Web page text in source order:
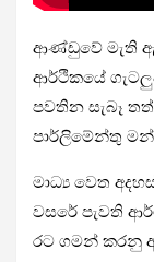
ආණ්ඩුවේ මැති
ආර්ථිකයේ
පවතින සැබෑ
පාර්ලිමේන්තු
මාධ්‍ය වෙත
වසරේ පැවති
රට ගමන් කරනු